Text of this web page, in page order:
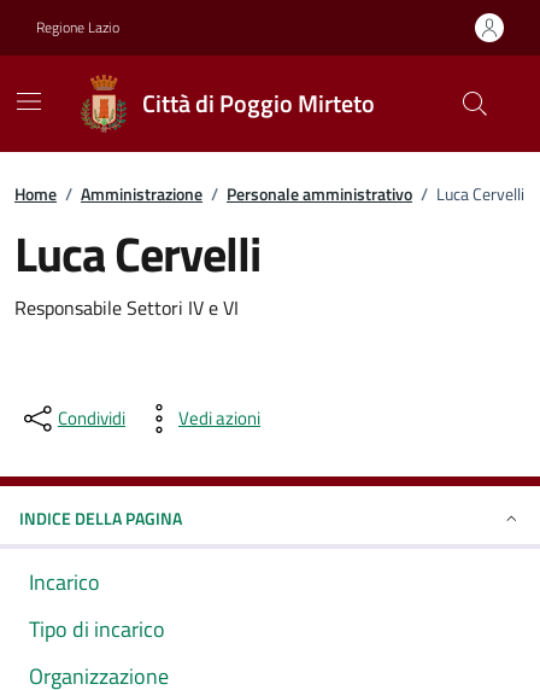
Regione Lazio
Città di Poggio Mirteto
Home / Amministrazione / Personale amministrativo / Luca Cervelli
Luca Cervelli
Responsabile Settori IV e VI
Condividi Vedi azioni
INDICE DELLA PAGINA
Incarico
Tipo di incarico
Organizzazione